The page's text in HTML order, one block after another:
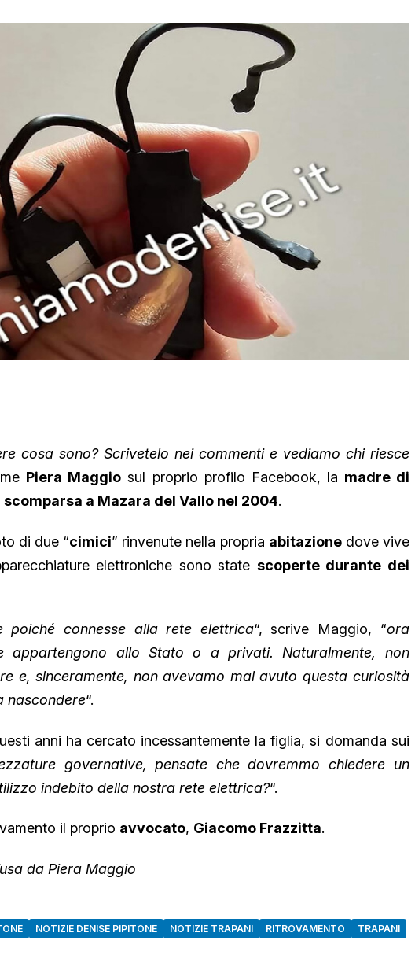
cosa sono? Scrivetelo nei commenti e vediamo chi riesce
Piera Maggio sul proprio profilo Facebook, la madre di
scomparsa a Mazara del Vallo nel 2004.
di due “cimici” rinvenute nella propria abitazionedove vive
elettroniche sono state scoperte durante dei
poiché connesse alla rete elettrica“, scrive Maggio, “ora
appartengono allo Stato o a privati. Naturalmente, non
e, sinceramente, non avevamo mai avuto questa curiosità
nascondere“.
anni ha cercato incessantemente la figlia, si domanda sui
governative, pensate che dovremmo chiedere un
indebito della nostra rete elettrica?“.
il proprio avvocato, Giacomo Frazzitta.
da Piera Maggio
NOTIZIE DENISE PIPITONE NOTIZIE TRAPANI RITROVAMENTO TRAPANI